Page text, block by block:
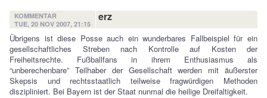
KOMMENTAR
TUE, 20 NOV 2007, 21:15
erz
Übrigens ist diese Posse auch ein wunderbares Fallbeispiel für ein
gesellschaftliches Streben nach Kontrolle auf Kosten der
Freiheitsrechte. Fußballfans in ihrem Enthusiasmus als
“unberechenbare” Teilhaber der Gesellschaft werden mit äußerster
Skepsis und rechtsstaatlich teilweise fragwürdigen Methoden
diszipliniert. Bei Bayern ist der Staat nunmal die heilige Dreifaltigkeit.